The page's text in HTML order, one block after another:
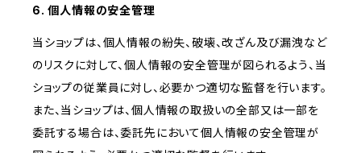
6. 個人情報の安全管理
当ショップは、個人情報の紛失、破壊、改ざん及び漏洩など
のリスクに対して、個人情報の安全管理が図られるよう、当
ショップの従業員に対し、必要かつ適切な監督を行います。
また、当ショップは、個人情報の取扱いの全部又は一部を
委託する場合は、委託先において個人情報の安全管理が